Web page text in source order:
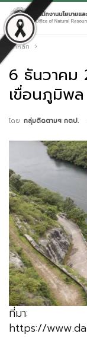
หน้าหลัก
6 ธันวาคม
เขื่อนภูมิพล
โดย กลุ่มติดตามฯ กตป.
ที่มา:
https://